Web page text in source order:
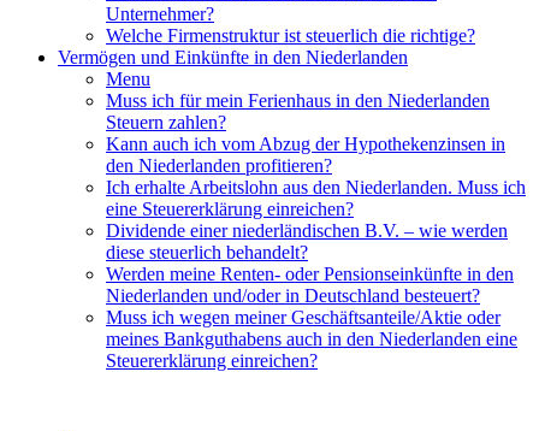
Unternehmer?
Welche Firmenstruktur ist steuerlich die richtige?
Vermögen und Einkünfte in den Niederlanden
Menu
Muss ich für mein Ferienhaus in den Niederlanden
Steuern zahlen?
Kann auch ich vom Abzug der Hypothekenzinsen in
den Niederlanden profitieren?
Ich erhalte Arbeitslohn aus den Niederlanden. Muss ich
eine Steuererklärung einreichen?
Dividende einer niederländischen B.V. – wie werden
diese steuerlich behandelt?
Werden meine Renten- oder Pensionseinkünfte in den
Niederlanden und/oder in Deutschland besteuert?
Muss ich wegen meiner Geschäftsanteile/Aktie oder
meines Bankguthabens auch in den Niederlanden eine
Steuererklärung einreichen?